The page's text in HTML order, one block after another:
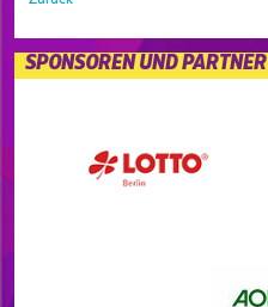
SPONSOREN UND PARTNER